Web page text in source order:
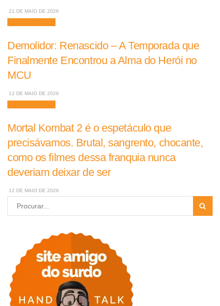
21 DE MAIO DE 2026
Demolidor: Renascido – A Temporada que
Finalmente Encontrou a Alma do Herói no
MCU
12 DE MAIO DE 2026
Mortal Kombat 2 é o espetáculo que
precisávamos. Brutal, sangrento, chocante,
como os filmes dessa franquia nunca
deveriam deixar de ser
12 DE MAIO DE 2026